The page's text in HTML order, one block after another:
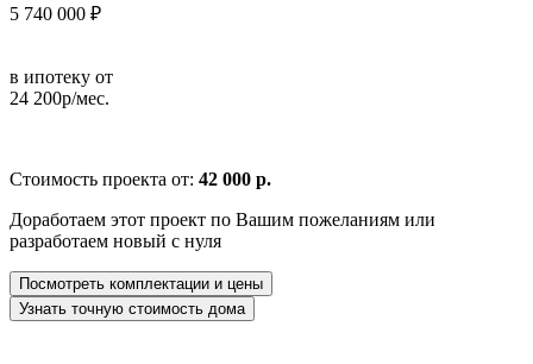
5 740 000 ₽
в ипотеку от
24 200р/мес.
Стоимость проекта от: 42 000 р.
Доработаем этот проект по Вашим пожеланиям или
разработаем новый с нуля
Посмотреть комплектации и цены
Узнать точную стоимость дома